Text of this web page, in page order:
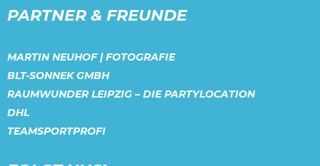
PARTNER & FREUNDE
MARTIN NEUHOF | FOTOGRAFIE
BLT-SONNEK GMBH
RAUMWUNDER LEIPZIG – DIE PARTYLOCATION
DHL
TEAMSPORTPROFI